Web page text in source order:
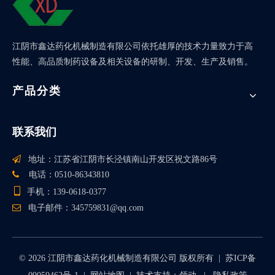
江阴市鑫达药化机械制造有限公司依托雄厚的技术力量致力于高
性能、高品质制药设备及相关设备的研制、开发、生产及销售。
产品分类
联系我们
 地址：江苏省江阴市长泾镇南山开发区祝文路86号
 电话：0510-86343810
手机：139-0618-0377
 电子邮件： 345759831@qq.com
© 2026 江阴市鑫达药化机械制造有限公司 版权所有 | 苏ICP备